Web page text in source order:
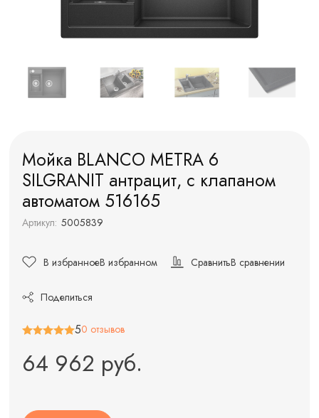
Мойка BLANCO METRA 6
SILGRANIT антрацит, с клапаном
автоматом 516165
Артикул: 5005839
В избранноеВ избранном СравнитьВ сравнении
Поделиться
50 отзывов
64 962 руб.